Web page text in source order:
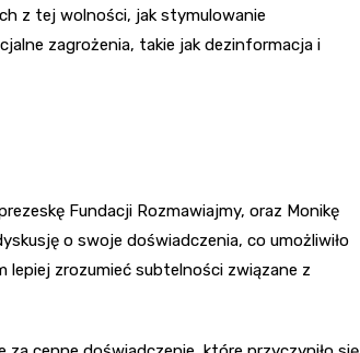
z tej wolności, jak stymulowanie
zagrożenia, takie jak dezinformacja i
Fundacji Rozmawiajmy, oraz Monikę
o swoje doświadczenia, co umożliwiło
lepiej zrozumieć subtelności związane z